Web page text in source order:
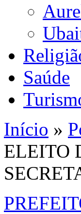
Saúde
Início »
ELEITO